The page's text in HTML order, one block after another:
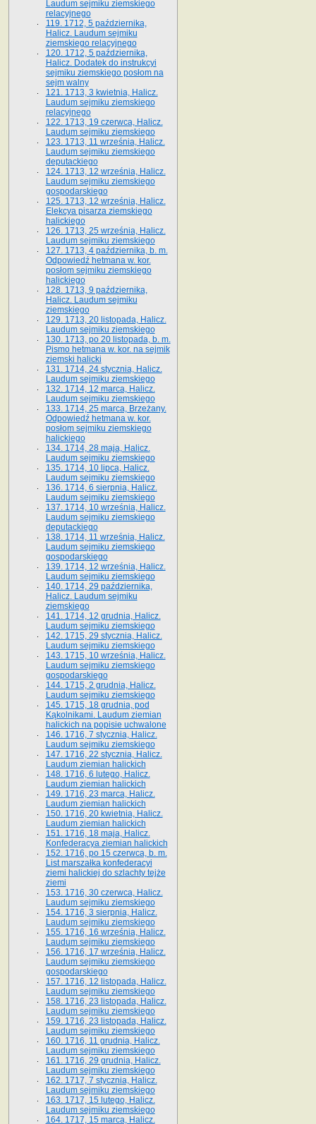
Laudum sejmiku ziemskiego
relacyjnego
119. 1712, 5 października,
Halicz. Laudum sejmiku
ziemskiego relacyjnego
120. 1712, 5 października,
Halicz. Dodatek do instrukcyi
sejmiku ziemskiego posłom na
sejm walny
121. 1713, 3 kwietnia, Halicz.
Laudum sejmiku ziemskiego
relacyjnego
122. 1713, 19 czerwca, Halicz.
Laudum sejmiku ziemskiego
123. 1713, 11 września, Halicz.
Laudum sejmiku ziemskiego
deputackiego
124. 1713, 12 września, Halicz.
Laudum sejmiku ziemskiego
gospodarskiego
125. 1713, 12 września, Halicz.
Elekcya pisarza ziemskiego
halickiego
126. 1713, 25 września, Halicz.
Laudum sejmiku ziemskiego
127. 1713, 4 października, b. m.
Odpowiedź hetmana w. kor.
posłom sejmiku ziemskiego
halickiego
128. 1713, 9 października,
Halicz. Laudum sejmiku
ziemskiego
129. 1713, 20 listopada, Halicz.
Laudum sejmiku ziemskiego
130. 1713, po 20 listopada, b. m.
Pismo hetmana w. kor. na sejmik
ziemski halicki
131. 1714, 24 stycznia, Halicz.
Laudum sejmiku ziemskiego
132. 1714, 12 marca, Halicz.
Laudum sejmiku ziemskiego
133. 1714, 25 marca, Brzeżany.
Odpowiedź hetmana w. kor.
posłom sejmiku ziemskiego
halickiego
134. 1714, 28 maja, Halicz.
Laudum sejmiku ziemskiego
135. 1714, 10 lipca, Halicz.
Laudum sejmiku ziemskiego
136. 1714, 6 sierpnia, Halicz.
Laudum sejmiku ziemskiego
137. 1714, 10 września, Halicz.
Laudum sejmiku ziemskiego
deputackiego
138. 1714, 11 września, Halicz.
Laudum sejmiku ziemskiego
gospodarskiego
139. 1714, 12 września, Halicz.
Laudum sejmiku ziemskiego
140. 1714, 29 października,
Halicz. Laudum sejmiku
ziemskiego
141. 1714, 12 grudnia, Halicz.
Laudum sejmiku ziemskiego
142. 1715, 29 stycznia, Halicz.
Laudum sejmiku ziemskiego
143. 1715, 10 września, Halicz.
Laudum sejmiku ziemskiego
gospodarskiego
144. 1715, 2 grudnia, Halicz.
Laudum sejmiku ziemskiego
145. 1715, 18 grudnia, pod
Kąkolnikami. Laudum ziemian
halickich na popisie uchwalone
146. 1716, 7 stycznia, Halicz.
Laudum sejmiku ziemskiego
147. 1716, 22 stycznia, Halicz.
Laudum ziemian halickich
148. 1716, 6 lutego, Halicz.
Laudum ziemian halickich
149. 1716, 23 marca, Halicz.
Laudum ziemian halickich
150. 1716, 20 kwietnia, Halicz.
Laudum ziemian halickich
151. 1716, 18 maja, Halicz.
Konfederacya ziemian halickich
152. 1716, po 15 czerwca, b. m.
List marszałka konfederacyi
ziemi halickiej do szlachty tejże
ziemi
153. 1716, 30 czerwca, Halicz.
Laudum sejmiku ziemskiego
154. 1716, 3 sierpnia, Halicz.
Laudum sejmiku ziemskiego
155. 1716, 16 września, Halicz.
Laudum sejmiku ziemskiego
156. 1716, 17 września, Halicz.
Laudum sejmiku ziemskiego
gospodarskiego
157. 1716, 12 listopada, Halicz.
Laudum sejmiku ziemskiego
158. 1716, 23 listopada, Halicz.
Laudum sejmiku ziemskiego
159. 1716, 23 listopada, Halicz.
Laudum sejmiku ziemskiego
160. 1716, 11 grudnia, Halicz.
Laudum sejmiku ziemskiego
161. 1716, 29 grudnia, Halicz.
Laudum sejmiku ziemskiego
162. 1717, 7 stycznia, Halicz.
Laudum sejmiku ziemskiego
163. 1717, 15 lutego, Halicz.
Laudum sejmiku ziemskiego
164. 1717, 15 marca, Halicz.